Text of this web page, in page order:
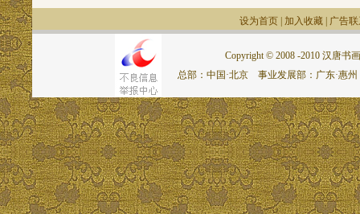
设为首页 加入收藏 广告
Copyright © 2008 -2010 汉唐书
总部：中国·北京 事业发展部：广东·惠